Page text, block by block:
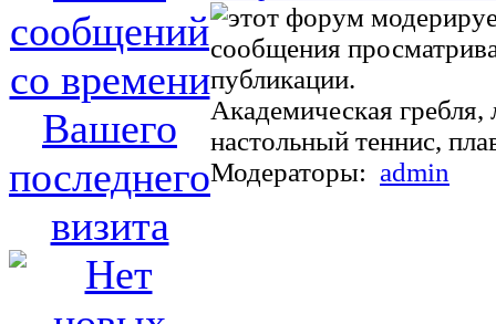
Академическая гребля,
настольный теннис,
Модераторы: admin